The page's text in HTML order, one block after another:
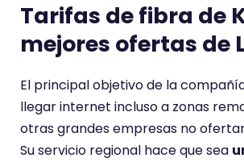
Tarifas de fibra de
mejores ofertas de
El principal objetivo de la
llegar internet incluso a zonas
otras grandes empresas no
Su servicio regional hace que sea